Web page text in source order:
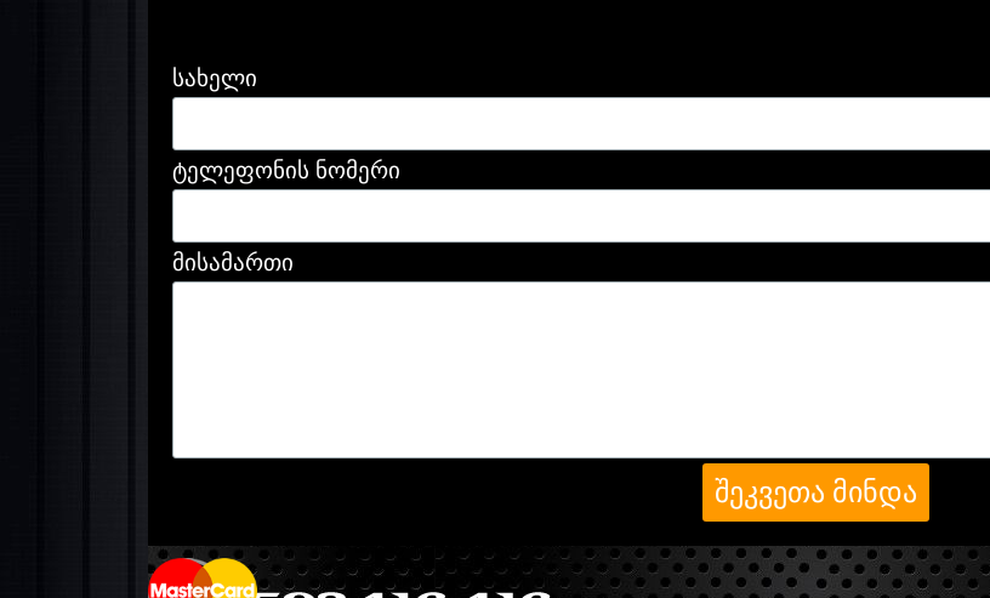
სახელი
ტელეფონის ნომერი
მისამართი